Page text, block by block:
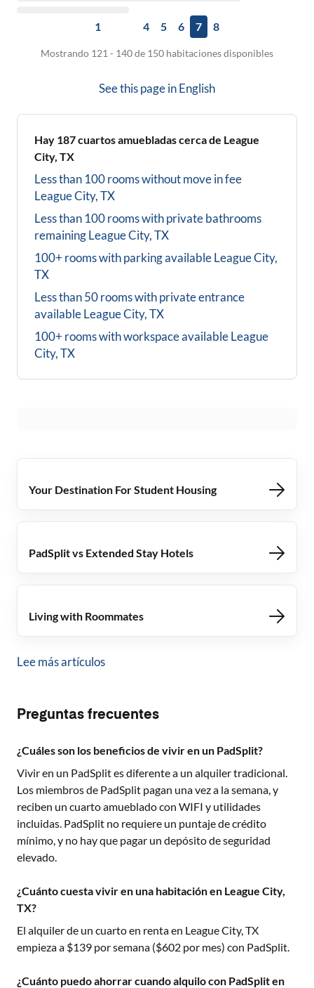
1 4 5 6 7 8
Mostrando 121 - 140 de 150 habitaciones disponibles
See this page inEnglish
Hay 187cuartos amuebladas cerca de League
City, TX
Less than 100 rooms without move in fee
League City, TX
Less than 100 rooms with private bathrooms
remainingLeague City, TX
100+ rooms with parking availableLeague City,
TX
Less than 50 rooms with private entrance
availableLeague City, TX
100+ rooms with workspace availableLeague
City, TX
Your Destination For Student Housing
PadSplit vs Extended Stay Hotels
Living with Roommates
Lee más artículos
Preguntas frecuentes
¿Cuáles son los beneficios de vivir en un PadSplit?
Vivir en un PadSplit es diferente a un alquiler tradicional.
Los miembros de PadSplit pagan una vez a la semana, y
reciben un cuarto amueblado con WIFI y utilidades
incluidas. PadSplit no requiere un puntaje de crédito
mínimo, y no hay que pagar un depósito de seguridad
elevado.
¿Cuánto cuesta vivir en una habitación en League City,
TX?
El alquiler de un cuarto en renta en League City, TX
empieza a $139 por semana ($602 por mes) con PadSplit.
¿Cuánto puedo ahorrar cuando alquilo con PadSplit en